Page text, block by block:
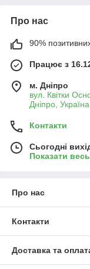
Про нас
90% позитивних
Працює з
м. Дніпро
вул. Квітки
Дніпро, Україна
Контакти
Сьогодні
Показати
Про нас
Контакти
Доставка та